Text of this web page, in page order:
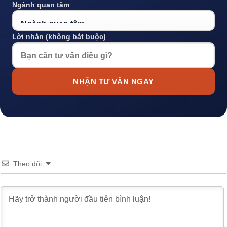
Ngành quan tâm
Lời nhắn (không bắt buộc)
NHẬN TƯ VẤN NGAY
Theo dõi